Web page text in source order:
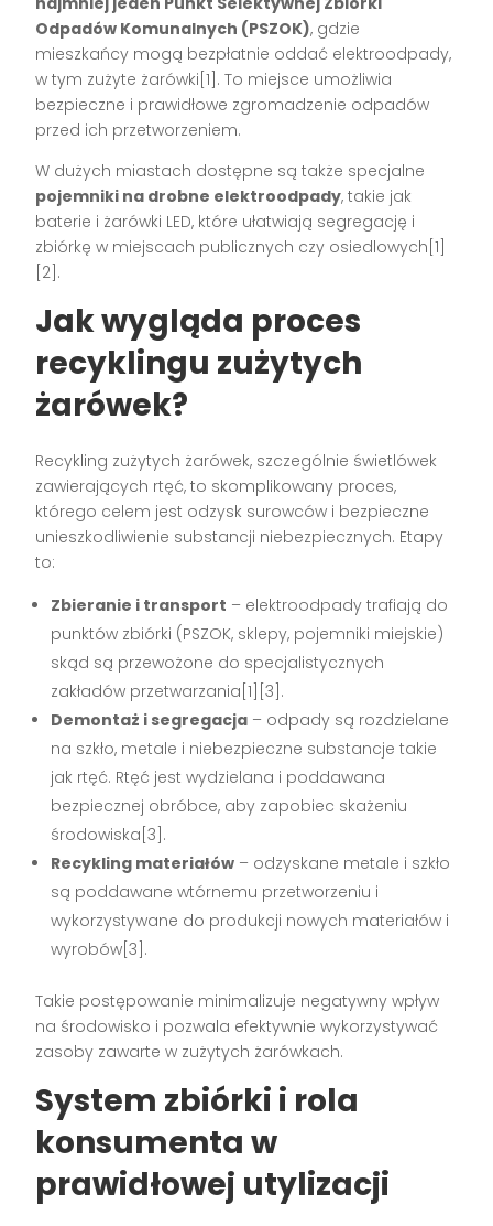
Odpadów Komunalnych (PSZOK), gdzie
mieszkańcy mogą bezpłatnie oddać elektroodpady,
w tym zużyte żarówki[1]. To miejsce umożliwia
bezpieczne i prawidłowe zgromadzenie odpadów
przed ich przetworzeniem.
W dużych miastach dostępne są także specjalne
pojemniki na drobne elektroodpady, takie jak
baterie i żarówki LED, które ułatwiają segregację i
zbiórkę w miejscach publicznych czy osiedlowych[1]
[2].
Jak wygląda proces
recyklingu zużytych
żarówek?
Recykling zużytych żarówek, szczególnie świetlówek
zawierających rtęć, to skomplikowany proces,
którego celem jest odzysk surowców i bezpieczne
unieszkodliwienie substancji niebezpiecznych. Etapy
to:
Zbieranie i transport – elektroodpady trafiają do
punktów zbiórki (PSZOK, sklepy, pojemniki miejskie)
skąd są przewożone do specjalistycznych
zakładów przetwarzania[1][3].
Demontaż i segregacja – odpady są rozdzielane
na szkło, metale i niebezpieczne substancje takie
jak rtęć. Rtęć jest wydzielana i poddawana
bezpiecznej obróbce, aby zapobiec skażeniu
środowiska[3].
Recykling materiałów – odzyskane metale i szkło
są poddawane wtórnemu przetworzeniu i
wykorzystywane do produkcji nowych materiałów i
wyrobów[3].
Takie postępowanie minimalizuje negatywny wpływ
na środowisko i pozwala efektywnie wykorzystywać
zasoby zawarte w zużytych żarówkach.
System zbiórki i rola
konsumenta w
prawidłowej utylizacji